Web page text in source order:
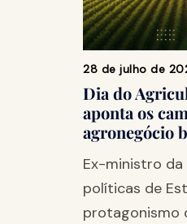
28 de julho de
Dia do
aponta os
agronegócio
Ex-ministro
políticas de
protagonismo